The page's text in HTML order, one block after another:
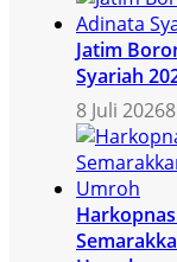
Jatim
Syariah
8 Juli 2026